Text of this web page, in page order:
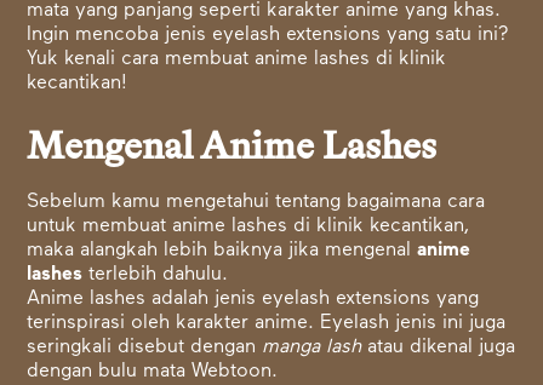
mata yang panjang seperti karakter anime yang khas.
Ingin mencoba jenis eyelash extensions yang satu ini?
Yuk kenali cara membuat anime lashes di klinik
kecantikan!
Mengenal Anime Lashes
Sebelum kamu mengetahui tentang bagaimana cara
untuk membuat anime lashes di klinik kecantikan,
maka alangkah lebih baiknya jika mengenalanime
lashes terlebih dahulu.
Anime lashes adalah jenis eyelash extensions yang
terinspirasi oleh karakter anime. Eyelash jenis ini juga
seringkali disebut dengan manga lashatau dikenal juga
dengan bulu mata Webtoon.